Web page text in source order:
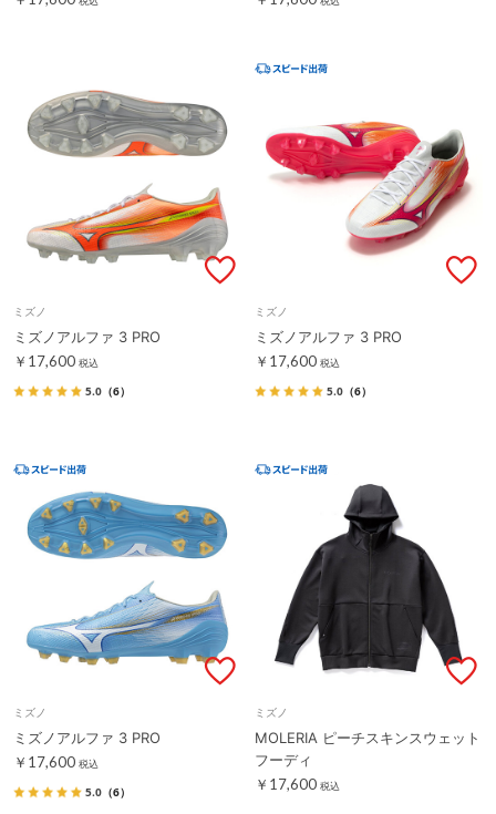
ミズノ
ミズノアルファ 3 PRO
￥17,600 税込
5.0 （6）
ミズノ
ミズノアルファ 3 PRO
￥17,600 税込
5.0 （6）
ミズノ
ミズノアルファ 3 PRO
￥17,600 税込
5.0 （6）
ミズノ
MOLERIA ピーチスキンスウェット
フーディ
￥17,600 税込